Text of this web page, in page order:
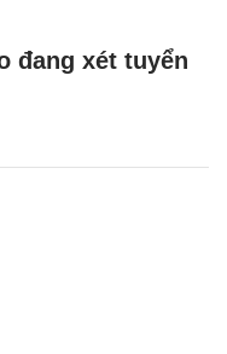
đang xét tuyển